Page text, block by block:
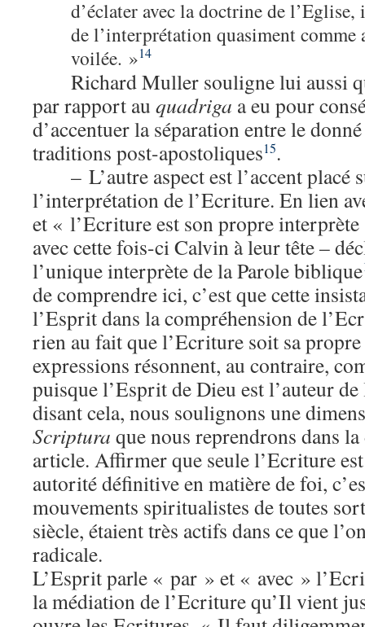
d’éclater avec la doctrine de
de l’interprétation quasiment
voilée. »14
Richard Muller souligne lui aussi
par rapport au quadriga a eu pour
d’accentuer la séparation entre le
traditions post-apostoliques15.
– L’autre aspect est l’accent
l’interprétation de l’Ecriture. En lien
et « l’Ecriture est son propre
avec cette fois-ci Calvin à leur tête –
l’unique interprète de la Parole biblique
de comprendre ici, c’est que cette
l’Esprit dans la compréhension de
rien au fait que l’Ecriture soit sa
expressions résonnent, au contraire,
puisque l’Esprit de Dieu est l’auteur
disant cela, nous soulignons une
Scriptura que nous reprendrons dans
article. Affirmer que seule l’Ecriture
autorité définitive en matière de foi,
mouvements spiritualistes de toutes
siècle, étaient très actifs dans ce que
radicale.
L’Esprit parle « par » et « avec »
la médiation de l’Ecriture qu’Il vient